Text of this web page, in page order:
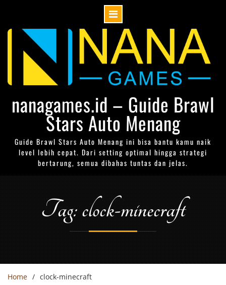
nanagames.id – Guide Brawl
Stars Auto Menang
Guide Brawl Stars Auto Menang ini bisa bantu kamu naik
level lebih cepat. Dari setting optimal hingga strategi
bertarung, semua dibahas tuntas dan jelas.
Tag: clock-minecraft
Home clock-minecraft